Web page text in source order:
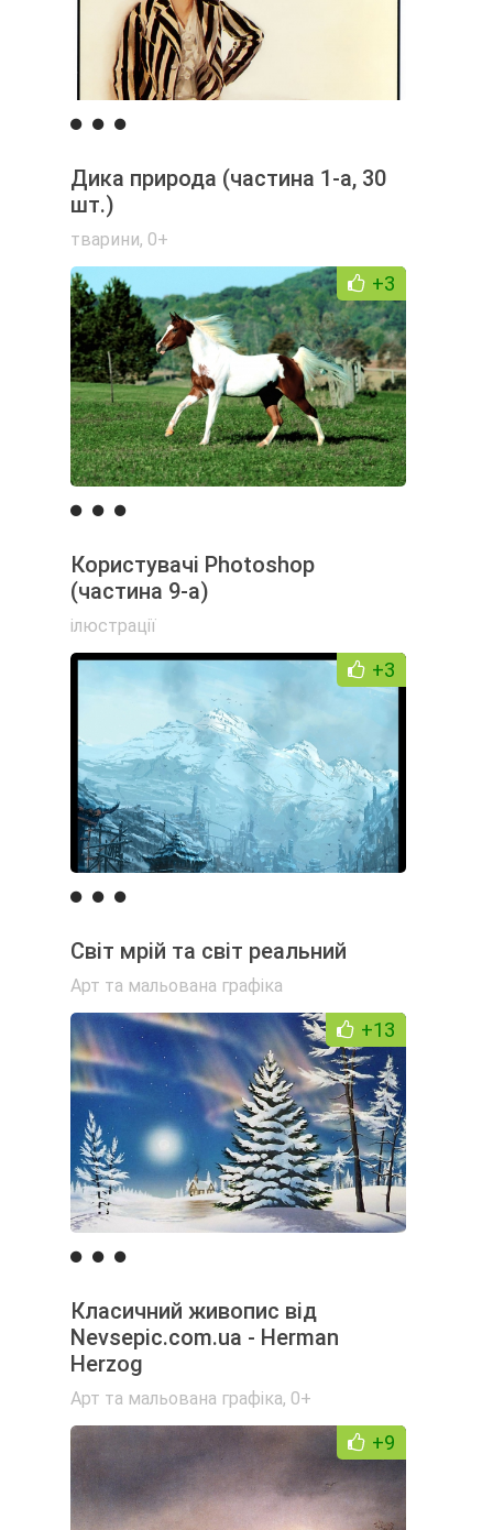
Дика природа (частина 1-а, 30
шт.)
тварини, 0+
+3
Користувачі Photoshop
(частина 9-а)
ілюстрації
+3
Світ мрій та світ реальний
Арт та мальована графіка
+13
Класичний живопис від
Nevsepic.com.ua - Herman
Herzog
Арт та мальована графіка, 0+
+9